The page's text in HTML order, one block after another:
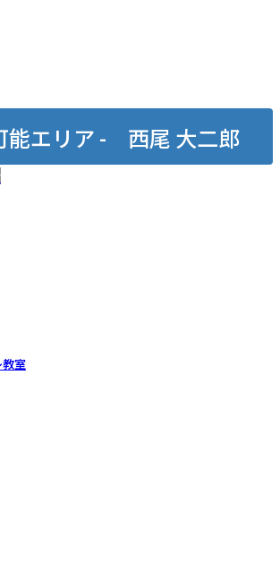
能エリア - 西尾 大二郎
室